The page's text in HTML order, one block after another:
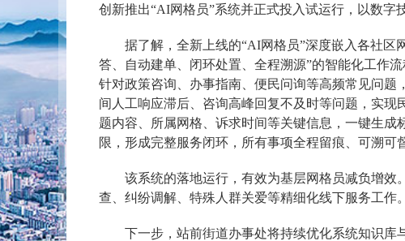
创新推出“AI网格员”系统并正式投入试运行，以数字
据了解，全新上线的“AI网格员”深度嵌入各社区
答、自动建单、闭环处置、全程溯源”的智能化工作
针对政策咨询、办事指南、便民问询等高频常见问
间人工响应滞后、咨询高峰回复不及时等问题，实
题内容、所属网格、诉求时间等关键信息，一键生
限，形成完整服务闭环，所有事项全程留痕、可溯可
该系统的落地运行，有效为基层网格员减负增
查、纠纷调解、特殊人群关爱等精细化线下服务工作
下一步，站前街道办事处将持续优化系统知识库